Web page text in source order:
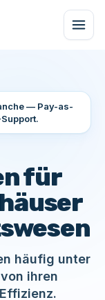
— Pay-as-
für
häufig unter
ihren